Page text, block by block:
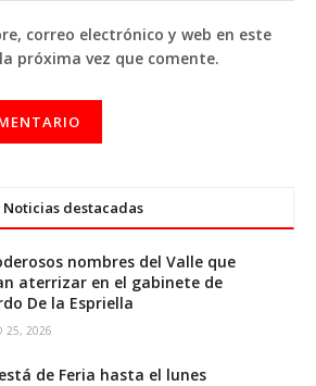
correo electrónico y web en este
próxima vez que comente.
Noticias destacadas
nombres del Valle que
aterrizar en el gabinete de
De la Espriella
25, 2026
de Feria hasta el lunes